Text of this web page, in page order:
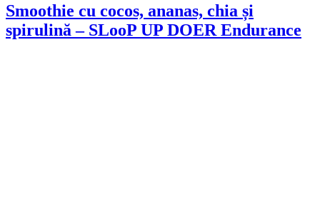
Smoothie cu cocos, ananas, chia și
spirulină – SLooP UP DOER Endurance